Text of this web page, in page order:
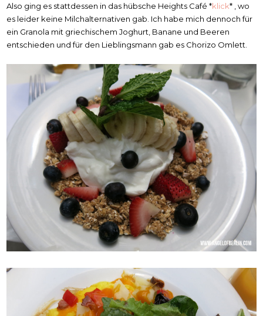
Also ging es stattdessen in das hübsche Heights Café *klick* , wo
es leider keine Milchalternativen gab. Ich habe mich dennoch für
ein Granola mit griechischem Joghurt, Banane und Beeren
entschieden und für den Lieblingsmann gab es Chorizo Omlett.